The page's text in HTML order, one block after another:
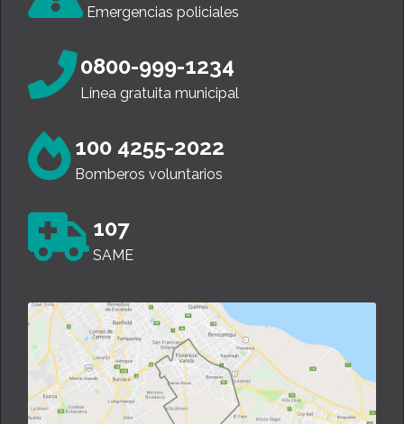
Emergencias policiales
0800-999-1234
Línea gratuita municipal
100 4255-2022
Bomberos voluntarios
107
SAME